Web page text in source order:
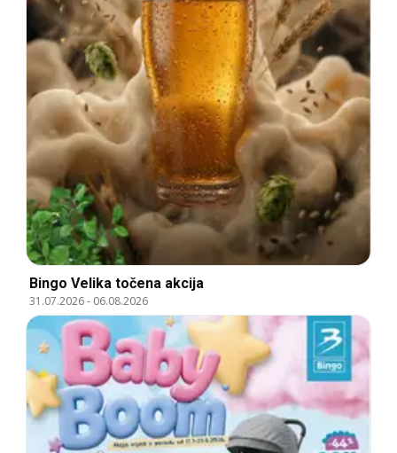
Bingo Velika točena akcija
31.07.2026- 06.08.2026